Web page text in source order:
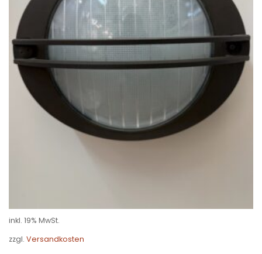
inkl. 19% MwSt.
zzgl. Versandkosten